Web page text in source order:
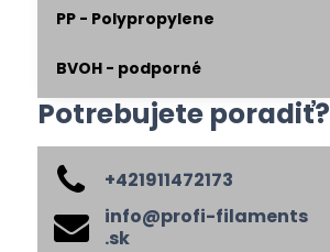
PP - Polypropylene
BVOH - podporné
Potrebujete poradiť?
+421911472173
info​@profi-filaments​
.sk